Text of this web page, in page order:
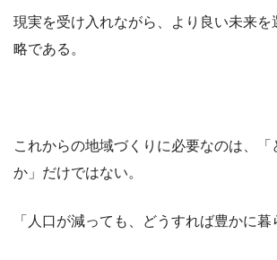
現実を受け入れながら、より良い未来を
略である。
これからの地域づくりに必要なのは、「
か」だけではない。
「人口が減っても、どうすれば豊かに暮